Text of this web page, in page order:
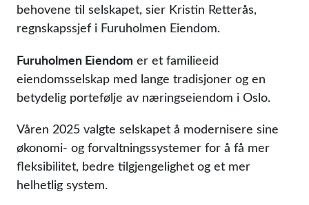
behovene til selskapet, sier Kristin Retterås,
regnskapssjef i Furuholmen Eiendom.
Furuholmen Eiendom er et familieeid
eiendomsselskap med lange tradisjoner og en
betydelig portefølje av næringseiendom i Oslo.
Våren 2025 valgte selskapet å modernisere sine
økonomi- og forvaltningssystemer for å få mer
fleksibilitet, bedre tilgjengelighet og et mer
helhetlig system.